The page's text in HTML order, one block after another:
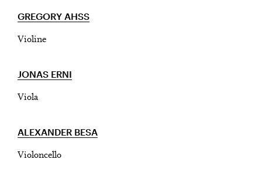
Gefällt Ihnen diese Veranstaltung? Machen Sie
GREGORY AHSS
Violine
JONAS ERNI
Viola
ALEXANDER BESA
Violoncello
Donnerstag, 21. Mai,